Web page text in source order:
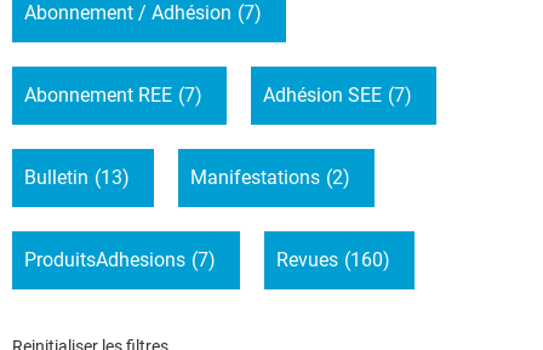
Abonnement / Adhésion (7)
Abonnement REE (7) Adhésion SEE (7)
Bulletin (13) Manifestations (2)
ProduitsAdhesions (7) Revues (160)